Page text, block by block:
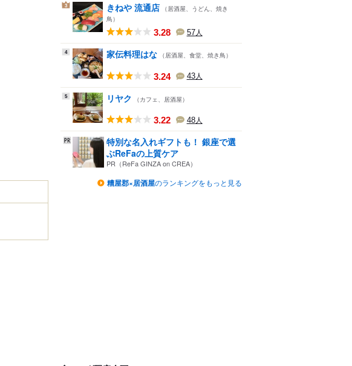
3 きねや 流通店 （居酒屋、うどん、焼き
鳥）
3.28 57人
4 家伝料理はな （居酒屋、食堂、焼き鳥）
3.24 43人
5 リヤク （カフェ、居酒屋）
3.22 48人
特別な名入れギフトも！ 銀座で選
ぶReFaの上質ケア
PR（ReFa GINZA on CREA）
糟屋郡×居酒屋のランキングをもっと見る